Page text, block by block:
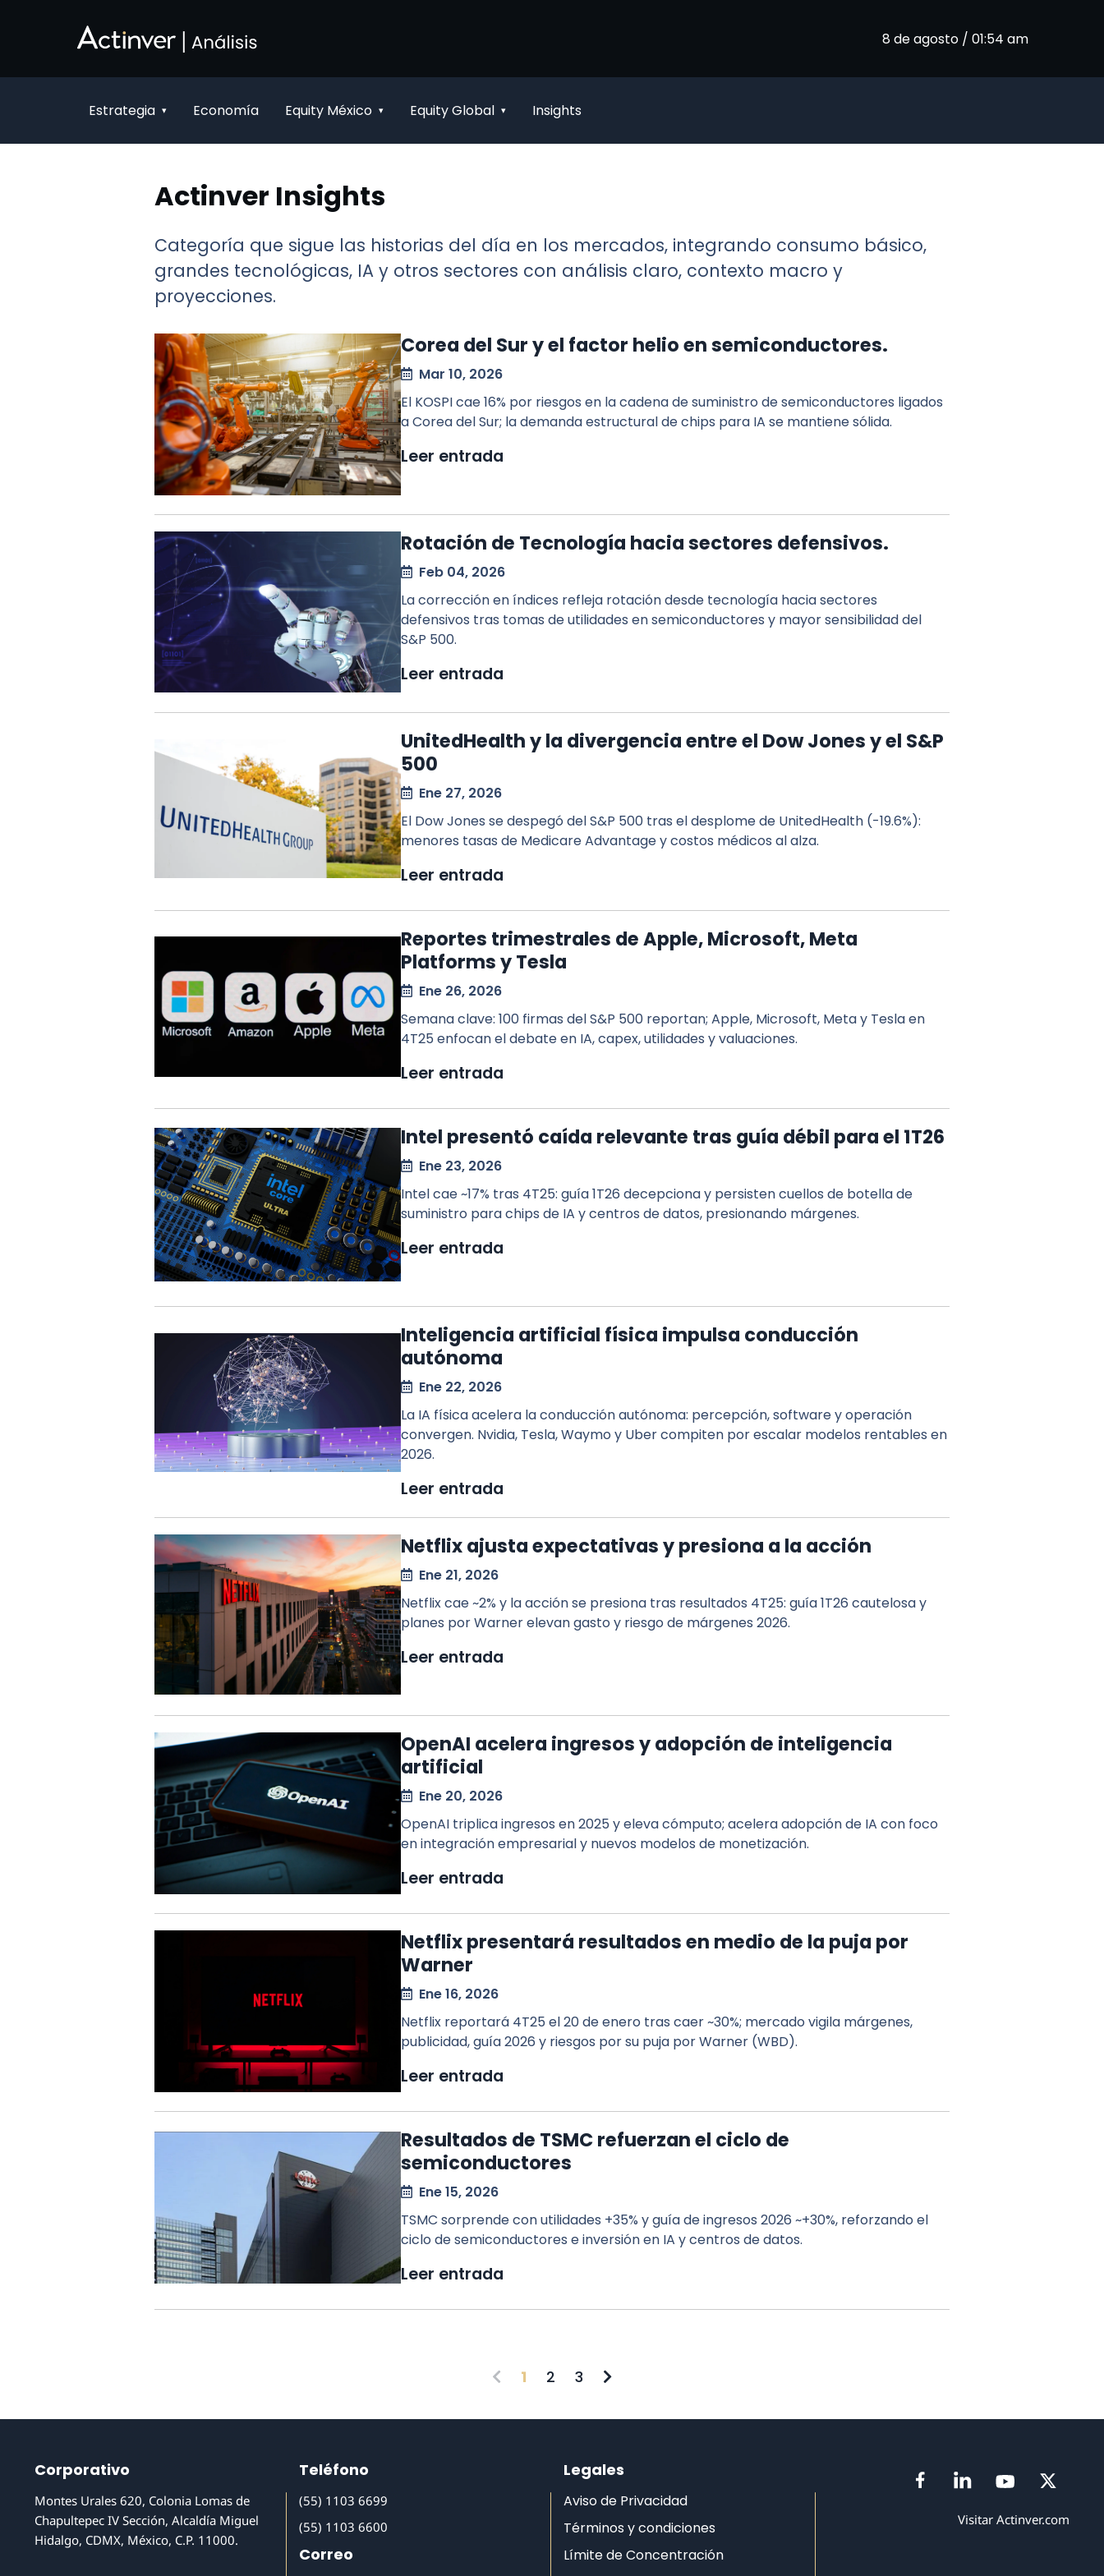
8 de agosto / 01:54 am
Estrategia ▾ Economía Equity México ▾ Equity Global ▾ Insights
Actinver Insights
Categoría que sigue las historias del día en los mercados, integrando consumo básico,
grandes tecnológicas, IA y otros sectores con análisis claro, contexto macro y
proyecciones.
Corea del Sur y el factor helio en semiconductores.
Mar 10, 2026
El KOSPI cae 16% por riesgos en la cadena de suministro de semiconductores ligados
a Corea del Sur; la demanda estructural de chips para IA se mantiene sólida.
Leer entrada
Rotación de Tecnología hacia sectores defensivos.
Feb 04, 2026
La corrección en índices refleja rotación desde tecnología hacia sectores
defensivos tras tomas de utilidades en semiconductores y mayor sensibilidad del
S&P 500.
Leer entrada
UnitedHealth y la divergencia entre el Dow Jones y el S&P
500
Ene 27, 2026
El Dow Jones se despegó del S&P 500 tras el desplome de UnitedHealth (-19.6%):
menores tasas de Medicare Advantage y costos médicos al alza.
Leer entrada
Reportes trimestrales de Apple, Microsoft, Meta
Platforms y Tesla
Ene 26, 2026
Semana clave: 100 firmas del S&P 500 reportan; Apple, Microsoft, Meta y Tesla en
4T25 enfocan el debate en IA, capex, utilidades y valuaciones.
Leer entrada
Intel presentó caída relevante tras guía débil para el 1T26
Ene 23, 2026
Intel cae ~17% tras 4T25: guía 1T26 decepciona y persisten cuellos de botella de
suministro para chips de IA y centros de datos, presionando márgenes.
Leer entrada
Inteligencia artificial física impulsa conducción
autónoma
Ene 22, 2026
La IA física acelera la conducción autónoma: percepción, software y operación
convergen. Nvidia, Tesla, Waymo y Uber compiten por escalar modelos rentables en
2026.
Leer entrada
Netflix ajusta expectativas y presiona a la acción
Ene 21, 2026
Netflix cae ~2% y la acción se presiona tras resultados 4T25: guía 1T26 cautelosa y
planes por Warner elevan gasto y riesgo de márgenes 2026.
Leer entrada
OpenAI acelera ingresos y adopción de inteligencia
artificial
Ene 20, 2026
OpenAI triplica ingresos en 2025 y eleva cómputo; acelera adopción de IA con foco
en integración empresarial y nuevos modelos de monetización.
Leer entrada
Netflix presentará resultados en medio de la puja por
Warner
Ene 16, 2026
Netflix reportará 4T25 el 20 de enero tras caer ~30%; mercado vigila márgenes,
publicidad, guía 2026 y riesgos por su puja por Warner (WBD).
Leer entrada
Resultados de TSMC refuerzan el ciclo de
semiconductores
Ene 15, 2026
TSMC sorprende con utilidades +35% y guía de ingresos 2026 ~+30%, reforzando el
ciclo de semiconductores e inversión en IA y centros de datos.
Leer entrada
1 2 3
Corporativo
Montes Urales 620, Colonia Lomas de
Chapultepec IV Sección, Alcaldía Miguel
Hidalgo, CDMX, México, C.P. 11000.
Teléfono
(55) 1103 6699
(55) 1103 6600
Correo
Legales
Aviso de Privacidad
Términos y condiciones
Límite de Concentración
Visitar Actinver.com